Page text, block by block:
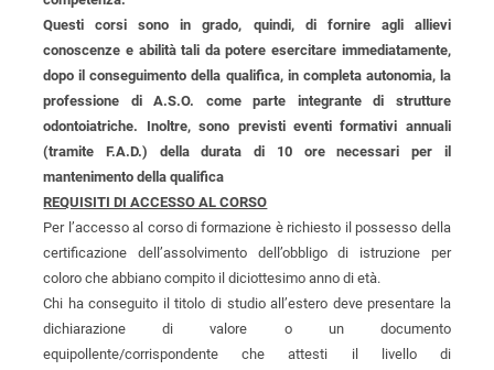
Questi corsi sono in grado, quindi, di fornire agli allievi
conoscenze e abilità tali da potere esercitare immediatamente,
dopo il conseguimento della qualifica, in completa autonomia, la
professione di A.S.O. come parte integrante di strutture
odontoiatriche. Inoltre, sono previsti eventi formativi annuali
(tramite F.A.D.) della durata di 10 ore necessari per il
mantenimento della qualifica
REQUISITI DI ACCESSO AL CORSO
Per l’accesso al corso di formazione è richiesto il possesso della
certificazione dell’assolvimento dell’obbligo di istruzione per
coloro che abbiano compito il diciottesimo anno di età.
Chi ha conseguito il titolo di studio all’estero deve presentare la
dichiarazione di valore o un documento
equipollente/corrispondente che attesti il livello di